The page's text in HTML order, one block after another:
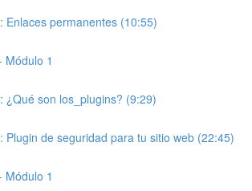
Enlaces permanentes (10:55)
Módulo 1
¿Qué son los_plugins? (9:29)
Plugin de seguridad para tu sitio web (22:45)
Módulo 1